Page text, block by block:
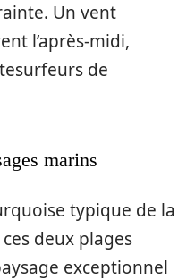
Un vent
l’après-midi,
de
marins
typique de la
deux plages
exceptionnel